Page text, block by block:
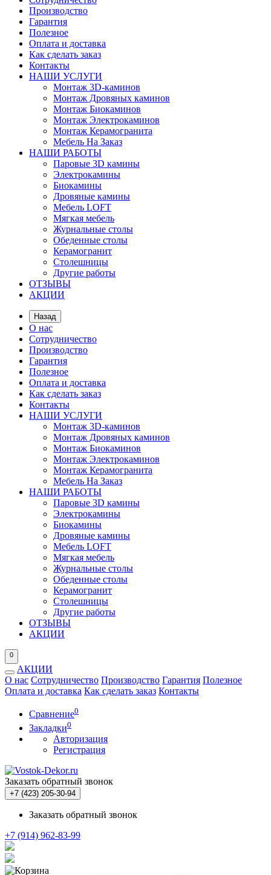
Производство
Гарантия
Полезное
Оплата и доставка
Как сделать заказ
Контакты
НАШИ УСЛУГИ
Монтаж 3D-каминов
Монтаж Дровяных каминов
Монтаж Биокаминов
Монтаж Электрокаминов
Монтаж Керамогранита
Мебель На Заказ
НАШИ РАБОТЫ
Паровые 3D камины
Электрокамины
Биокамины
Дровяные камины
Мебель LOFT
Мягкая мебель
Журнальные столы
Обеденные столы
Керамогранит
Столешницы
Другие работы
ОТЗЫВЫ
АКЦИИ
Назад
О нас
Сотрудничество
Производство
Гарантия
Полезное
Оплата и доставка
Как сделать заказ
Контакты
НАШИ УСЛУГИ
Монтаж 3D-каминов
Монтаж Дровяных каминов
Монтаж Биокаминов
Монтаж Электрокаминов
Монтаж Керамогранита
Мебель На Заказ
НАШИ РАБОТЫ
Паровые 3D камины
Электрокамины
Биокамины
Дровяные камины
Мебель LOFT
Мягкая мебель
Журнальные столы
Обеденные столы
Керамогранит
Столешницы
Другие работы
ОТЗЫВЫ
АКЦИИ
0
АКЦИИ
О нас Сотрудничество Производство Гарантия Полезное
Оплата и доставка Как сделать заказ Контакты
Сравнение0
Закладки0
Авторизация
Регистрация
Заказать обратный звонок
+7 (423) 205-30-94
Заказать обратный звонок
+7 (914) 962-83-99